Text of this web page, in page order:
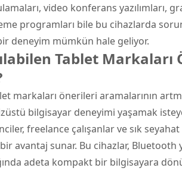
video konferans yazılımları,
programları bile bu cihazlarda
deneyim mümkün hale geliyor.
Tablet Markaları
markaları önerileri aramalarının
bilgisayar deneyimi yaşamak
freelance çalışanlar ve sık
avantaj sunar. Bu cihazlar, Bluetooth
adeta kompakt bir bilgisayara